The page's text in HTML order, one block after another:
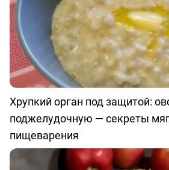
Хрупкий орган под защитой:
поджелудочную — секреты
пищеварения